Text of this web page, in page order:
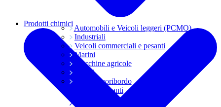
Automobili e Veicoli leggeri (PCMO)
Industriali
Veicoli commerciali e pesanti
Marini
Macchine agricole
Grassi
Moto e fuoribordo
Tutti i lubrificanti
Prodotti chimici